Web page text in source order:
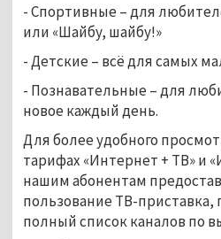
- Спортивные – для
или «Шайбу, шайбу!»
- Детские – всё для самых
- Познавательные – для
новое каждый день.
Для более удобного
тарифах «Интернет + ТВ» и
нашим абонентам
пользование ТВ-
полный список каналов по